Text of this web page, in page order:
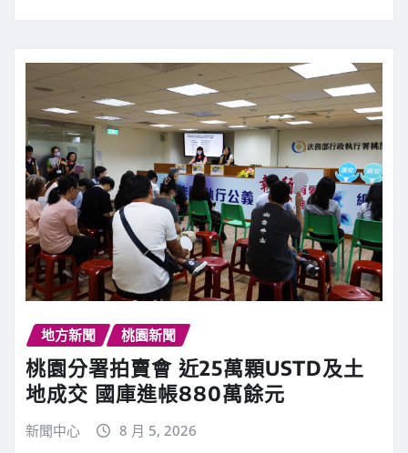
地方新聞 桃園新聞
桃園分署拍賣會 近25萬顆USTD及土
地成交 國庫進帳880萬餘元
新聞中心 8 月 5, 2026